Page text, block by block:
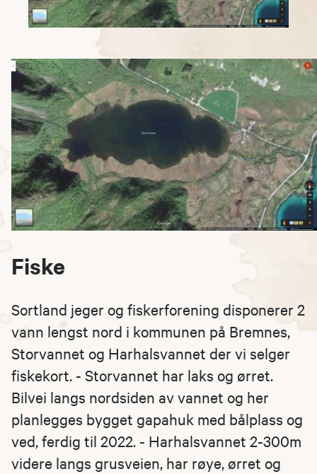
Fiske
Sortland jeger og fiskerforening disponerer 2
vann lengst nord i kommunen på Bremnes,
Storvannet og Harhalsvannet der vi selger
fiskekort. - Storvannet har laks og ørret.
Bilvei langs nordsiden av vannet og her
planlegges bygget gapahuk med bålplass og
ved, ferdig til 2022. - Harhalsvannet 2-300m
videre langs grusveien, har røye, ørret og